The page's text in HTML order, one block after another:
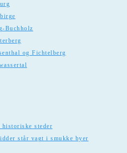
Buchholz
og Fichtelberg
steder
står vagt i smukke byer